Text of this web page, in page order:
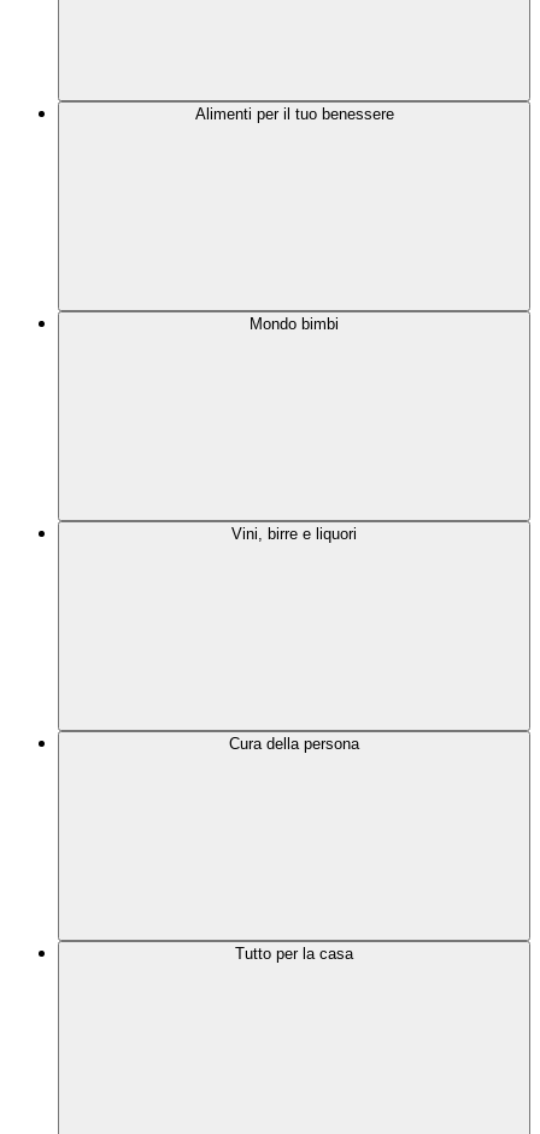
Alimenti per il tuo benessere
Mondo bimbi
Vini, birre e liquori
Cura della persona
Tutto per la casa